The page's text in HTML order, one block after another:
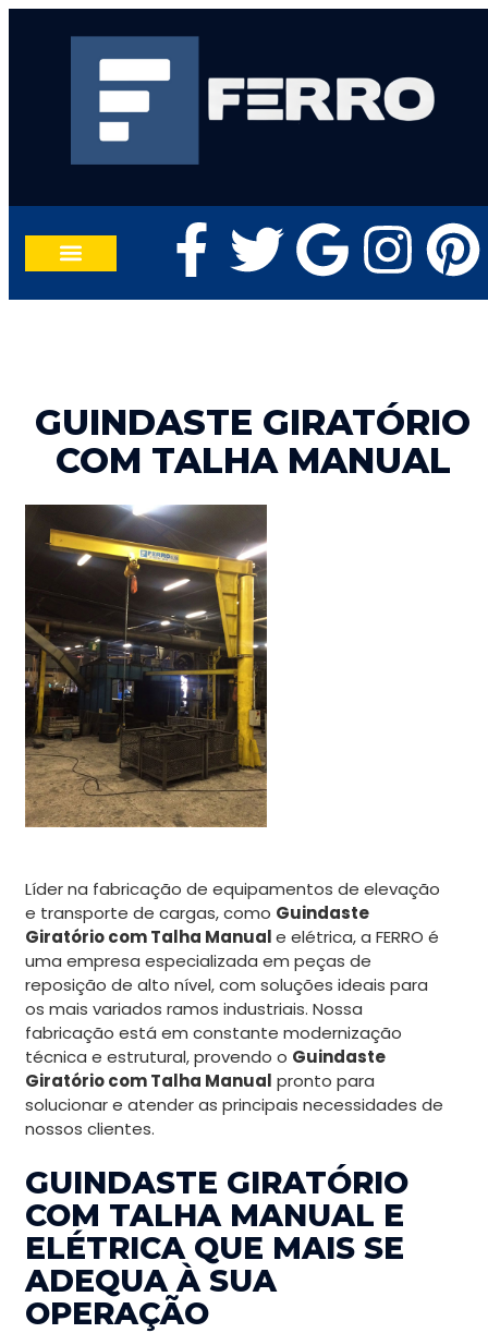
GUINDASTE GIRATÓRIO
COM TALHA MANUAL
Líder na fabricação de equipamentos de elevação
e transporte de cargas, como Guindaste
Giratório com Talha Manuale elétrica, a FERRO é
uma empresa especializada em peças de
reposição de alto nível, com soluções ideais para
os mais variados ramos industriais. Nossa
fabricação está em constante modernização
técnica e estrutural, provendo o Guindaste
Giratório com Talha Manual pronto para
solucionar e atender as principais necessidades de
nossos clientes.
GUINDASTE GIRATÓRIO
COM TALHA MANUAL E
ELÉTRICA QUE MAIS SE
ADEQUA À SUA
OPERAÇÃO